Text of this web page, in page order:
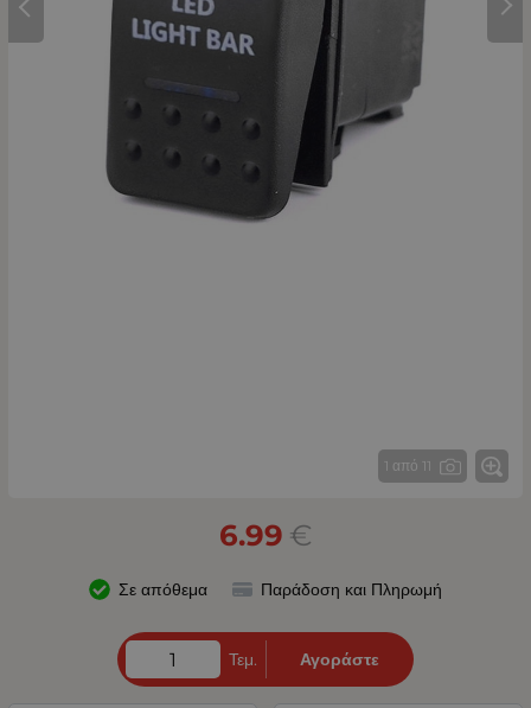
1 από 11
6.99 €
Σε απόθεμα Παράδοση και Πληρωμή
Τεμ. Αγοράστε